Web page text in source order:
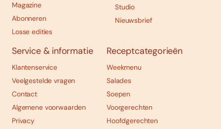
Magazine
Abonneren
Losse edities
Studio
Nieuwsbrief
Service & informatie
Klantenservice
Veelgestelde vragen
Contact
Algemene voorwaarden
Privacy
Receptcategorieën
Weekmenu
Salades
Soepen
Voorgerechten
Hoofdgerechten